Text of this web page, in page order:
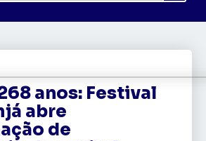
anos: Festival
abre
de